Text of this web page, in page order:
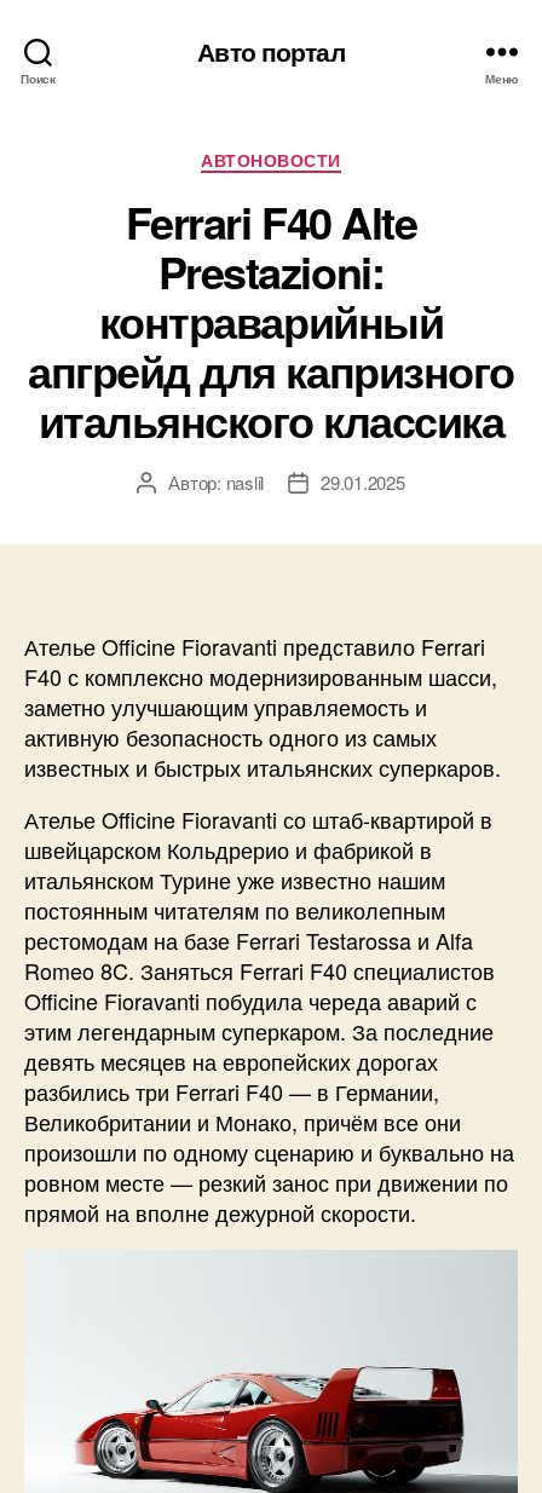
Поиск
Авто портал
Меню
Рубрики
АВТОНОВОСТИ
Ferrari F40 Alte
Prestazioni:
контраварийный
апгрейд для капризного
итальянского классика
АвторАвтор: naslil
Дата29.01.2025
Ателье Officine Fioravanti представило Ferrari
F40 с комплексно модернизированным шасси,
заметно улучшающим управляемость и
активную безопасность одного из самых
известных и быстрых итальянских суперкаров.
Ателье Officine Fioravanti со штаб-квартирой в
швейцарском Кольдрерио и фабрикой в
итальянском Турине уже известно нашим
постоянным читателям по великолепным
рестомодам на базе Ferrari Testarossa и Alfa
Romeo 8C. Заняться Ferrari F40 специалистов
Officine Fioravanti побудила череда аварий с
этим легендарным суперкаром. За последние
девять месяцев на европейских дорогах
разбились три Ferrari F40 — в Германии,
Великобритании и Монако, причём все они
произошли по одному сценарию и буквально на
ровном месте — резкий занос при движении по
прямой на вполне дежурной скорости.